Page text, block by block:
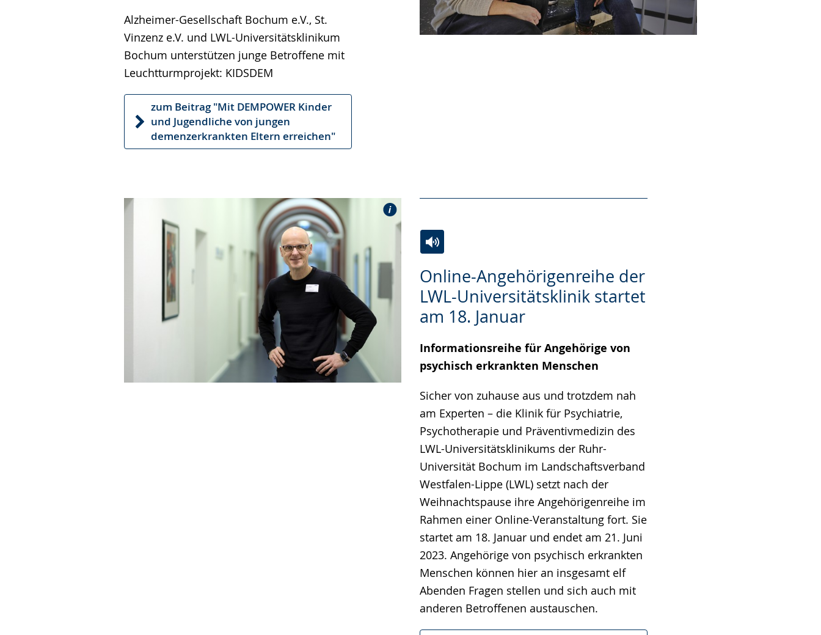
angezeigt.
Alzheimer-Gesellschaft Bochum e.V., St.
Vinzenz e.V. und LWL-Universitätsklinikum
Bochum unterstützen junge Betroffene mit
Leuchtturmprojekt: KIDSDEM
zum Beitrag "Mit DEMPOWER Kinder
und Jugendliche von jungen
demenzerkrankten Eltern erreichen"
Online-Angehörigenreihe der
LWL-Universitätsklinik startet
am 18. Januar
Leichten
Sprache
wechseln.
Audio-
Unterstützung.
Video
in
Deutscher
wird
angezeigt.
Informationsreihe für Angehörige von
psychisch erkrankten Menschen
Sicher von zuhause aus und trotzdem nah
am Experten – die Klinik für Psychiatrie,
Psychotherapie und Präventivmedizin des
LWL-Universitätsklinikums der Ruhr-
Universität Bochum im Landschaftsverband
Westfalen-Lippe (LWL) setzt nach der
Weihnachtspause ihre Angehörigenreihe im
Rahmen einer Online-Veranstaltung fort. Sie
startet am 18. Januar und endet am 21. Juni
2023. Angehörige von psychisch erkrankten
Menschen können hier an insgesamt elf
Abenden Fragen stellen und sich auch mit
anderen Betroffenen austauschen.